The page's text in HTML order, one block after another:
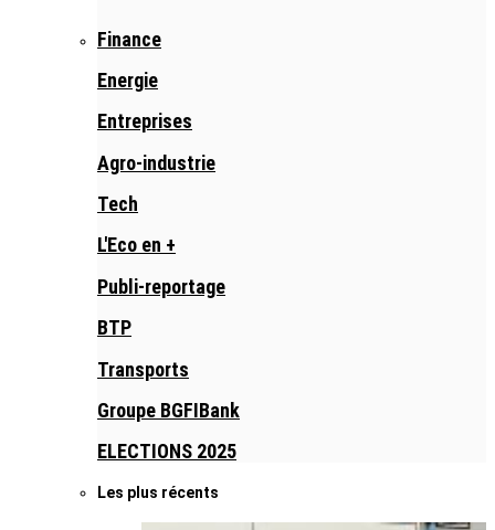
Finance
Energie
Entreprises
Agro-industrie
Tech
L'Eco en +
Publi-reportage
BTP
Transports
Groupe BGFIBank
ELECTIONS 2025
Les plus récents